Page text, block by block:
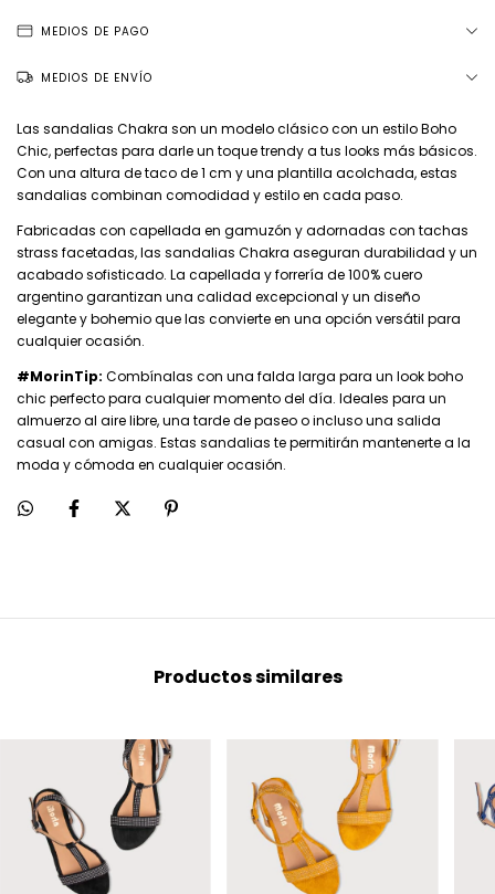
MEDIOS DE PAGO
MEDIOS DE ENVÍO
Las sandalias Chakra son un modelo clásico con un estilo Boho
Chic, perfectas para darle un toque trendy a tus looks más básicos.
Con una altura de taco de 1 cm y una plantilla acolchada, estas
sandalias combinan comodidad y estilo en cada paso.
Fabricadas con capellada en gamuzón y adornadas con tachas
strass facetadas, las sandalias Chakra aseguran durabilidad y un
acabado sofisticado. La capellada y forrería de 100% cuero
argentino garantizan una calidad excepcional y un diseño
elegante y bohemio que las convierte en una opción versátil para
cualquier ocasión.
#MorinTip: Combínalas con una falda larga para un look boho
chic perfecto para cualquier momento del día. Ideales para un
almuerzo al aire libre, una tarde de paseo o incluso una salida
casual con amigas. Estas sandalias te permitirán mantenerte a la
moda y cómoda en cualquier ocasión.
Productos similares